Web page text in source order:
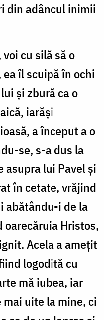
din adâncul inimii
cu silă să o
îl scuipă în ochi
și zbură ca o
iarăși
a început a o
se, s-a dus la
asupra lui Pavel și
în cetate, vrăjind
abătându-i de la
oarecăruia Hristos,
Acela a amețit
logodită cu
mă iubea, iar
mai uite la mine, ci